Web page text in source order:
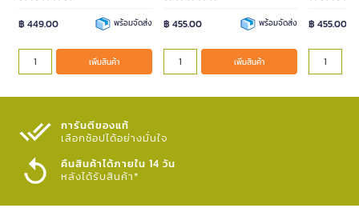
฿ 449.00 พร้อมจัดส่ง
เพิ่มสินค้า
฿ 455.00 พร้อมจัดส่ง
เพิ่มสินค้า
฿ 455.00
การันตีของแท้
เลือกช้อปได้อย่างมั่นใจ​
คืนสินค้าได้ภายใน 14 วัน
หลังได้รับสินค้า*